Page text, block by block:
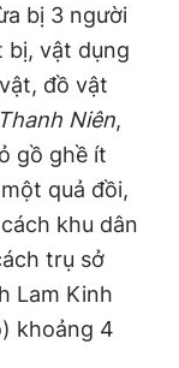
bị 3 người
bị, vật dụng
đồ vật
Thanh Niên,
gồ ghề ít
quả đồi,
khu dân
trụ sở
Lam Kinh
khoảng 4